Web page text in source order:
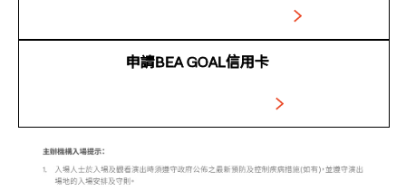
申請BEA GOAL信用卡